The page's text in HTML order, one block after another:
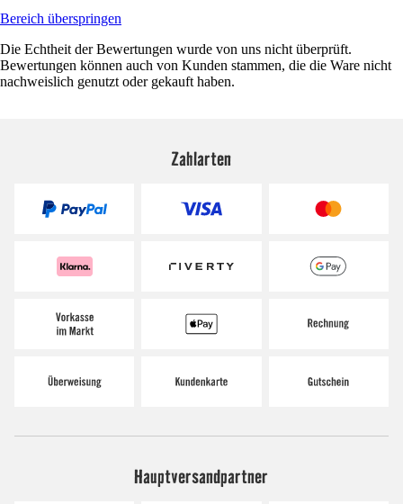
Bereich überspringen
Die Echtheit der Bewertungen wurde von uns nicht überprüft.
Bewertungen können auch von Kunden stammen, die die Ware nicht
nachweislich genutzt oder gekauft haben.
Zahlarten
Hauptversandpartner